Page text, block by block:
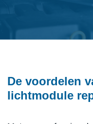
De voordelen
lichtmodule